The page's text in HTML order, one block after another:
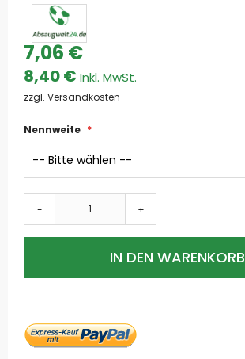
8,40 €
7,06 €
zzgl. Versandkosten
Nennweite
- +
IN DEN WARENKORB